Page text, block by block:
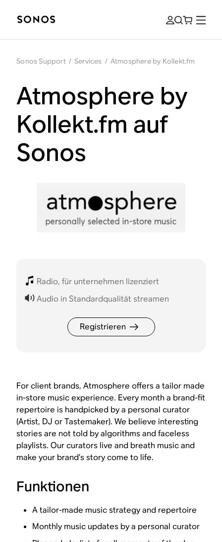
Sonos Support / Services / Atmosphere by Kollekt.fm
Atmosphere by
Kollekt.fm auf
Sonos
Radio, für unternehmen lizenziert
Audio in Standardqualität streamen
Registrieren
For client brands, Atmosphere offers a tailor made
in-store music experience. Every month a brand-fit
repertoire is handpicked by a personal curator
(Artist, DJ or Tastemaker). We believe interesting
stories are not told by algorithms and faceless
playlists. Our curators live and breath music and
make your brand’s story come to life.
Funktionen
A tailor-made music strategy and repertoire
Monthly music updates by a personal curator